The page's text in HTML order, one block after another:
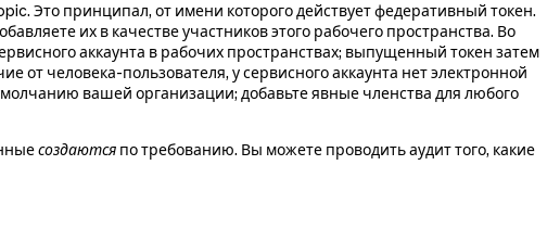
Это принципал, от имени которого действует федеративный токен.
их в качестве участников этого рабочего пространства. Во
аккаунта в рабочих пространствах; выпущенный токен затем
от человека-пользователя, у сервисного аккаунта нет электронной
вашей организации; добавьте явные членства для любого
создаются по требованию. Вы можете проводить аудит того, какие